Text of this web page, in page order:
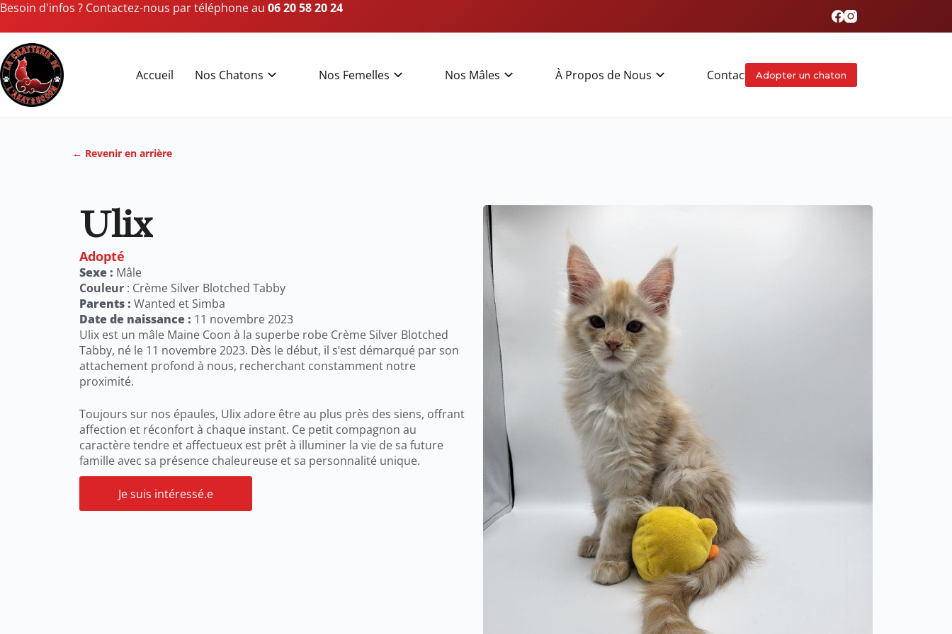
Besoin d'infos ? Contactez-nous par téléphone au 06 20 58 20 24
Accueil Nos Chatons Nos Femelles Nos Mâles À Propos de Nous Contact Adopter un chaton
← Revenir en arrière
Ulix
Adopté
Sexe : Mâle
Couleur : Crème Silver Blotched Tabby
Parents : Wanted et Simba
Date de naissance : 11 novembre 2023
Ulix est un mâle Maine Coon à la superbe robe Crème Silver Blotched
Tabby, né le 11 novembre 2023. Dès le début, il s’est démarqué par son
attachement profond à nous, recherchant constamment notre
proximité.
Toujours sur nos épaules, Ulix adore être au plus près des siens, offrant
affection et réconfort à chaque instant. Ce petit compagnon au
caractère tendre et affectueux est prêt à illuminer la vie de sa future
famille avec sa présence chaleureuse et sa personnalité unique.
Je suis intéressé.e